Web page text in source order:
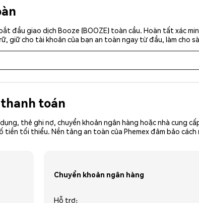
đầu giao dịch Booze (BOOZE) toàn cầu. Hoàn tất xác
giữ cho tài khoản của bạn an toàn ngay từ đầu, làm cho
thanh toán
thẻ ghi nợ, chuyển khoản ngân hàng hoặc nhà cung
tối thiểu. Nền tảng an toàn của Phemex đảm bảo cách
Chuyển khoản ngân hàng
Hỗ trợ: